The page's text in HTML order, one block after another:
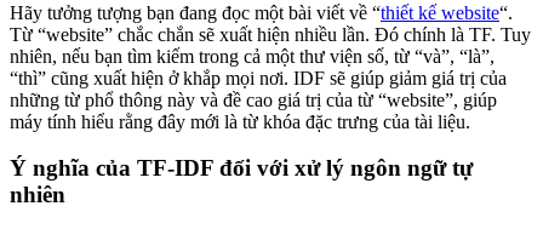
Hãy tưởng tượng bạn đang đọc một bài viết về “thiết kế website“.
Từ “website” chắc chắn sẽ xuất hiện nhiều lần. Đó chính là TF. Tuy
nhiên, nếu bạn tìm kiếm trong cả một thư viện số, từ “và”, “là”,
“thì” cũng xuất hiện ở khắp mọi nơi. IDF sẽ giúp giảm giá trị của
những từ phổ thông này và đề cao giá trị của từ “website”, giúp
máy tính hiểu rằng đây mới là từ khóa đặc trưng của tài liệu.
Ý nghĩa của TF-IDF đối với xử lý ngôn ngữ tự
nhiên